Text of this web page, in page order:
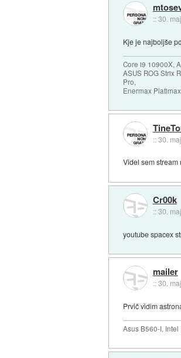
::30.
Kje je najboljše
Core i9 10900X,
ASUS ROG Strix
Pro,
Enermax
::30.
Videl sem stream
Cr00k
::30.
youtube spacex
mailer
::30.
Prvič vidim
Asus B560-I,